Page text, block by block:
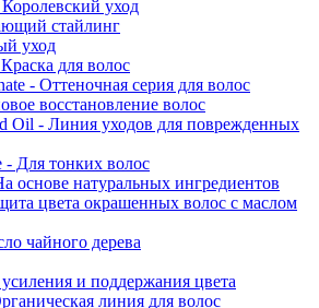
уход
стайлинг
уход
для волос
- Оттеночная серия для волос
восстановление волос
Oil - Линия уходов для поврежденных
Для тонких волос
основе натуральных ингредиентов
цвета окрашенных волос с маслом
чайного дерева
и поддержания цвета
линия для волос